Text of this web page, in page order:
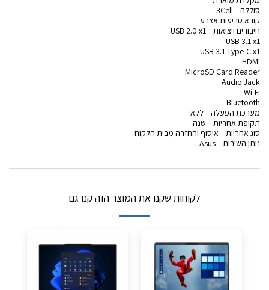
סוללה 3Cell
קורא טביעות אצבע
חיבורים ויציאות USB 2.0 x1
USB 3.1 x1
USB 3.1 Type-C x1
HDMI
MicroSD Card Reader
Audio Jack
Wi-Fi
Bluetooth
מערכת הפעלה ללא
תקופת אחריות שנה
סוג אחריות איסוף והחזרה מבית הלקוח
נותן השירות Asus
לקוחות שקנו את המוצר הזה קנו גם